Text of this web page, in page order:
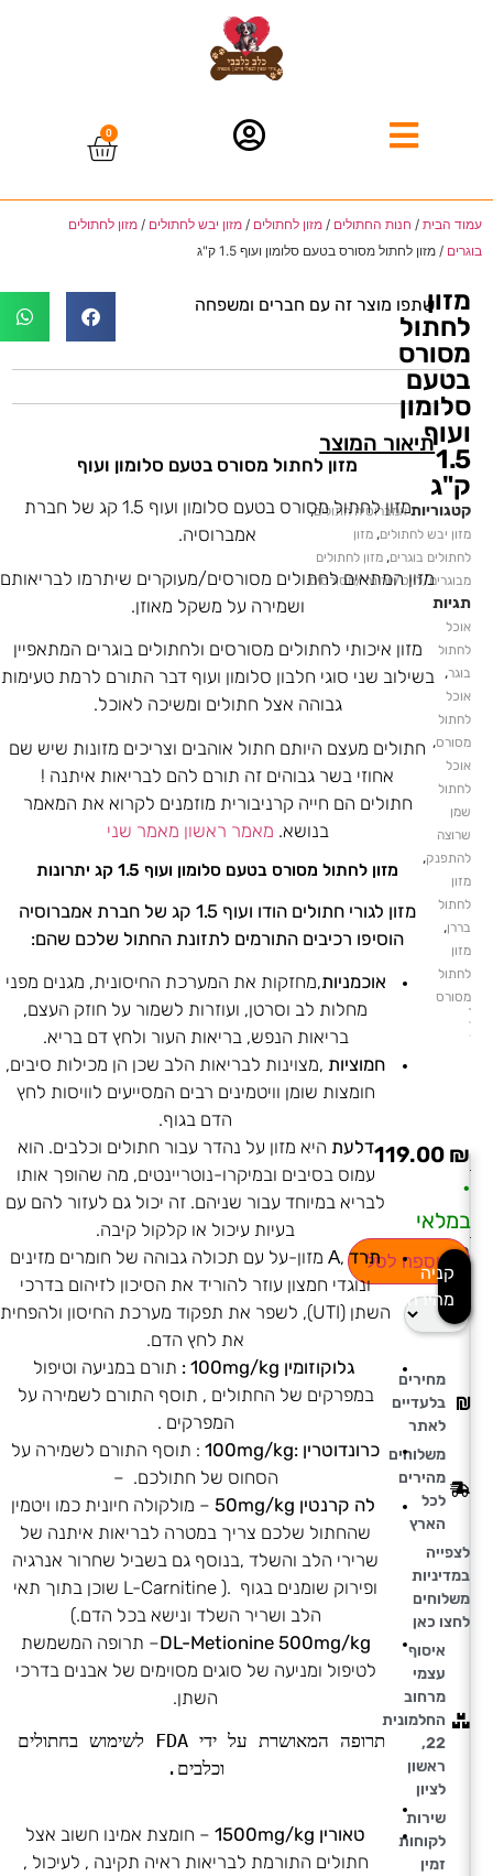
0
עמוד הבית / חנות החתולים / מזון לחתולים / מזון יבש לחתולים / מזון לחתולים
בוגרים / מזון לחתול מסורס בטעם סלומון ועוף 1.5 ק"ג
מזון
לחתול
מסורס
בטעם
סלומון
ועוף
1.5
ק"ג
קטגוריות אמברוסיה חתולים,
מזון יבש לחתולים, מזון
לחתולים בוגרים, מזון לחתולים
מבוגרים/לייט/יורינרי/מסורסים
תגיות
אוכל
לחתול
בוגר,
אוכל
לחתול
מסורס,
אוכל
לחתול
שמן
שרוצה
להתפנק,
מזון
לחתול
בררן,
מזון
לחתול
מסורס
119.00 ₪
•
במלאי
בחירת
כמות
הוספה לסל
קניה
מהירה
מחירים
בלעדיים
לאתר
משלוחים
מהירים
לכל
הארץ
לצפייה
במדיניות
משלוחים
לחצו כאן
איסוף
עצמי
מרחוב
החלמונית
22,
ראשון
לציון
שירות
לקוחות
זמין
שתפו מוצר זה עם חברים ומשפחה
תיאור המוצר
מזון לחתול מסורס בטעם סלומון ועוף
מזון לחתול מסורס בטעם סלומון ועוף 1.5 קג של חברת
אמברוסיה.
מזון המתאים לחתולים מסורסים/מעוקרים שיתרמו לבריאותם
ושמירה על משקל מאוזן.
מזון איכותי לחתולים מסורסים ולחתולים בוגרים המתאפיין
בשילוב שני סוגי חלבון סלומון ועוף דבר התורם לרמת טעימות
גבוהה אצל חתולים ומשיכה לאוכל.
חתולים מעצם היותם חתול אוהבים וצריכים מזונות שיש שם
אחוזי בשר גבוהים זה תורם להם לבריאות איתנה !
חתולים הם חייה קרניבורית מוזמנים לקרוא את המאמר
בנושא. מאמר ראשון מאמר שני
מזון לחתול מסורס בטעם סלומון ועוף 1.5 קג יתרונות
מזון לגורי חתולים הודו ועוף 1.5 קג של חברת אמברוסיה
הוסיפו רכיבים התורמים לתזונת החתול שלכם שהם:
אוכמניות,מחזקות את המערכת החיסונית, מגנים מפני
מחלות לב וסרטן, ועוזרות לשמור על חוזק העצם,
בריאות הנפש, בריאות העור ולחץ דם בריא.
חמוציות ,מצוינות לבריאות הלב שכן הן מכילות סיבים,
חומצות שומן וויטמינים רבים המסייעים לוויסות לחץ
הדם בגוף.
דלעת היא מזון על נהדר עבור חתולים וכלבים. הוא
עמוס בסיבים ובמיקרו-נוטריינטים, מה שהופך אותו
לבריא במיוחד עבור שניהם. זה יכול גם לעזור להם עם
בעיות עיכול או קלקול קיבה.
תרד
,Α מזון-על עם תכולה גבוהה של חומרים מזינים
ונוגדי חמצון עוזר להוריד את הסיכון לזיהום בדרכי
השתן (UTI), לשפר את תפקוד מערכת החיסון ולהפחית
את לחץ הדם.
גלוקוזומין 100mg/kg :
תורם במניעה וטיפול
במפרקים של החתולים , תוסף התורם לשמירה על
המפרקים .
כרונדוטרין :100mg/kg
: תוסף התורם לשמירה על
הסחוס של חתולכם. –
לה קרנטין 50mg/kg
– מולקולה חיונית כמו ויטמין
שהחתול שלכם צריך במטרה לבריאות איתנה של
שרירי הלב והשלד ,בנוסף גם בשביל שחרור אנרגיה
ופירוק שומנים בגוף .( L-Carnitine שוכן בתוך תאי
הלב ושריר השלד ונישא בכל הדם.)
DL-Metionine 500mg/kg– תרופה המשמשת
לטיפול ומניעה של סוגים מסוימים של אבנים בדרכי
השתן.
וכלבים.
טאורין 1500mg/kg
– חומצת אמינו חשוב אצל
חתולים התורמת לבריאות ראיה תקינה , לעיכול ,